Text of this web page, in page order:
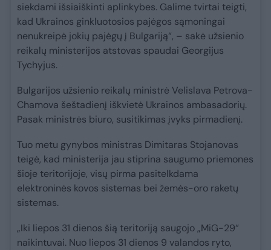
siekdami išsiaiškinti aplinkybes. Galime tvirtai teigti,
kad Ukrainos ginkluotosios pajėgos sąmoningai
nenukreipė jokių pajėgų į Bulgariją“, – sakė užsienio
reikalų ministerijos atstovas spaudai Georgijus
Tychyjus.
Bulgarijos užsienio reikalų ministrė Velislava Petrova-
Chamova šeštadienį iškvietė Ukrainos ambasadorių.
Pasak ministrės biuro, susitikimas įvyks pirmadienį.
Tuo metu gynybos ministras Dimitaras Stojanovas
teigė, kad ministerija jau stiprina saugumo priemones
šioje teritorijoje, visų pirma pasitelkdama
elektroninės kovos sistemas bei žemės-oro raketų
sistemas.
„Iki liepos 31 dienos šią teritoriją saugojo „MiG-29“
naikintuvai. Nuo liepos 31 dienos 9 valandos ryto,